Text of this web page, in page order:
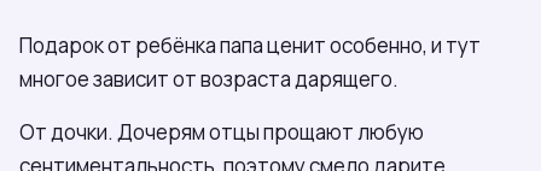
Подарок от ребёнка папа ценит особенно, и тут
многое зависит от возраста дарящего.
От дочки. Дочерям отцы прощают любую